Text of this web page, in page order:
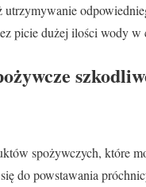
utrzymywanie
picie dużej ilości wody w
spożywczych, które
do powstawania